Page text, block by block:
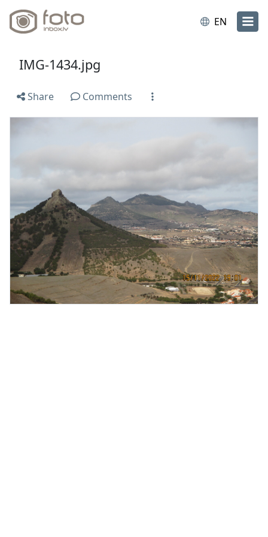
EN
IMG-1434.jpg
Share Comments